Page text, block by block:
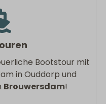
Bootstour mit
in Ouddorp und
Brouwersdam!